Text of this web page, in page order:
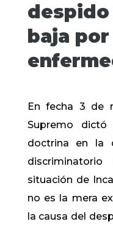
baja por
En fecha 3 de
Supremo dictó
doctrina en la
situación de
no es la mera
la causa del